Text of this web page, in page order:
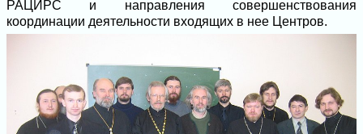
РАЦИРС и направления совершенствования
координации деятельности входящих в нее Центров.